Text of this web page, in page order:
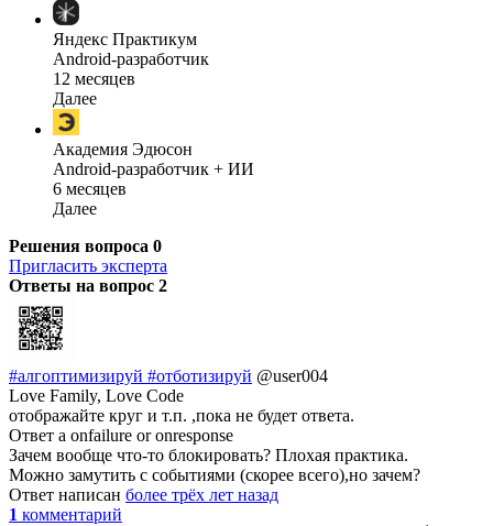
Яндекс Практикум
Android-разработчик
12 месяцев
Далее
Академия Эдюсон
Android-разработчик + ИИ
6 месяцев
Далее
Решения вопроса 0
Пригласить эксперта
Ответы на вопрос 2
#алгоптимизируй #отботизируй @user004
Love Family, Love Code
отображайте круг и т.п. ,пока не будет ответа.
Ответ а onfailure or onresponse
Зачем вообще что-то блокировать? Плохая практика.
Можно замутить с событиями (скорее всего),но зачем?
Ответ написан более трёх лет назад
1 комментарий